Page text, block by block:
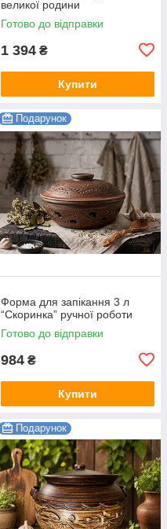
великої родини
Готово до відправки
1 394 ₴
Купити
Подарунок
Форма для запікання 3 л
“Скоринка” ручної роботи
Готово до відправки
984 ₴
Купити
Подарунок